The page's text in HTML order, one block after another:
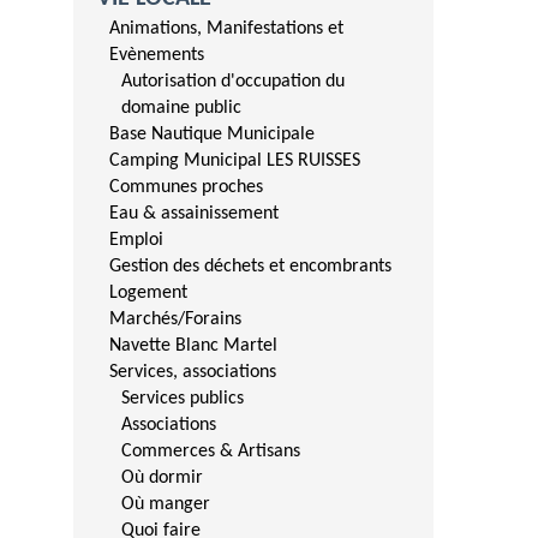
Animations, Manifestations et
Evènements
Autorisation d'occupation du
domaine public
Base Nautique Municipale
Camping Municipal LES RUISSES
Communes proches
Eau & assainissement
Emploi
Gestion des déchets et encombrants
Logement
Marchés/Forains
Navette Blanc Martel
Services, associations
Services publics
Associations
Commerces & Artisans
Où dormir
Où manger
Quoi faire